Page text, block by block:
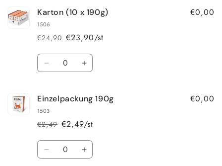
Karton (10 x 190g)
1506
Normale
prijs
€24,90
Aanbiedingsprijs
€23,90/st
€0,00
Aantal
Aantal
Karton
(10
190g)
Aantal
Karton
x
190g)
Einzelpackung 190g
1503
Normale
prijs
€2,49
Aanbiedingsprijs
€2,49/st
€0,00
Aantal
Aantal
Aantal